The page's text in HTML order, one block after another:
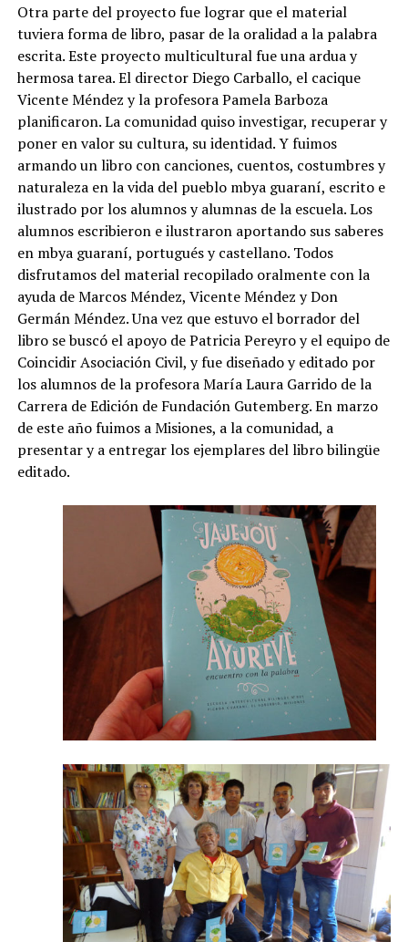
Otra parte del proyecto fue lograr que el material
tuviera forma de libro, pasar de la oralidad a la palabra
escrita. Este proyecto multicultural fue una ardua y
hermosa tarea. El director Diego Carballo, el cacique
Vicente Méndez y la profesora Pamela Barboza
planificaron. La comunidad quiso investigar, recuperar y
poner en valor su cultura, su identidad. Y fuimos
armando un libro con canciones, cuentos, costumbres y
naturaleza en la vida del pueblo mbya guaraní, escrito e
ilustrado por los alumnos y alumnas de la escuela. Los
alumnos escribieron e ilustraron aportando sus saberes
en mbya guaraní, portugués y castellano. Todos
disfrutamos del material recopilado oralmente con la
ayuda de Marcos Méndez, Vicente Méndez y Don
Germán Méndez. Una vez que estuvo el borrador del
libro se buscó el apoyo de Patricia Pereyro y el equipo de
Coincidir Asociación Civil, y fue diseñado y editado por
los alumnos de la profesora María Laura Garrido de la
Carrera de Edición de Fundación Gutemberg. En marzo
de este año fuimos a Misiones, a la comunidad, a
presentar y a entregar los ejemplares del libro bilingüe
editado.